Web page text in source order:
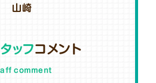
ッフコメント
comment
山崎